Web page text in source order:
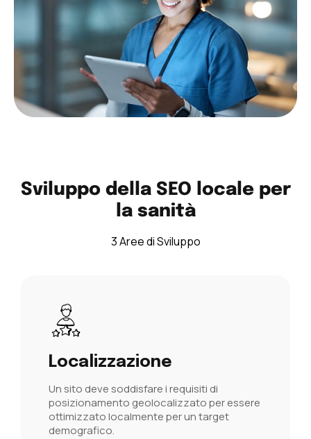
Sviluppo della SEO locale per
la sanità
3 Aree di Sviluppo
Localizzazione
Un sito deve soddisfare i requisiti di
posizionamento geolocalizzatoper essere
ottimizzato localmente per un target
demografico.